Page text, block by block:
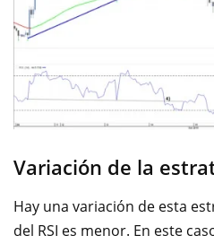
Variación de la
Hay una variación de esta
del RSI es menor. En este